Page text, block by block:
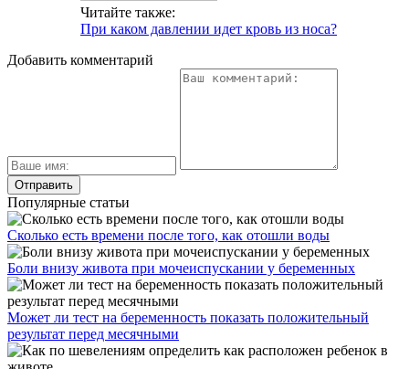
Читайте также:
При каком давлении идет кровь из носа?
Добавить комментарий
Популярные статьи
Сколько есть времени после того, как отошли воды
Боли внизу живота при мочеиспускании у беременных
Может ли тест на беременность показать положительный
результат перед месячными